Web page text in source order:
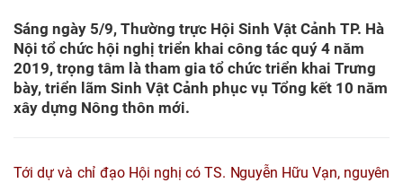
Sáng ngày 5/9, Thường trực Hội Sinh Vật Cảnh TP. Hà
Nội tổ chức hội nghị triển khai công tác quý 4 năm
2019, trọng tâm là tham gia tổ chức triển khai Trưng
bày, triển lãm Sinh Vật Cảnh phục vụ Tổng kết 10 năm
xây dựng Nông thôn mới.
Tới dự và chỉ đạo Hội nghị có TS. Nguyễn Hữu Vạn, nguyên